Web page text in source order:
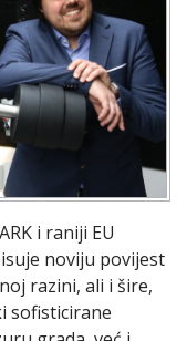
i raniji EU
noviju povijest
razini, ali i šire,
sofisticirane